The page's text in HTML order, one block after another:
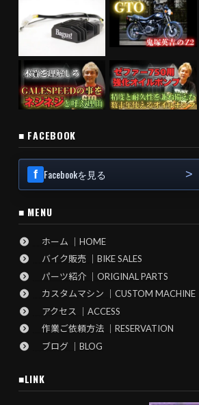
■ FACEBOOK
Facebookを見る
■ MENU
ホーム ｜HOME
バイク販売 ｜BIKE SALES
パーツ紹介 ｜ORIGINAL PARTS
カスタムマシン ｜CUSTOM MACHINE
アクセス ｜ACCESS
作業ご依頼方法 ｜RESERVATION
ブログ ｜BLOG
■LINK